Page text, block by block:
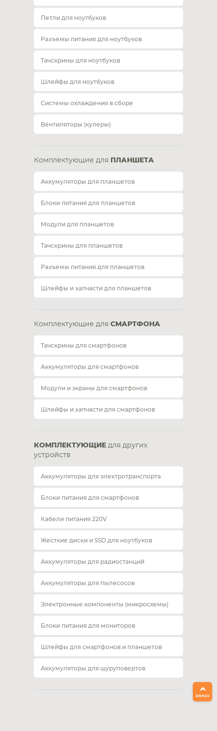
Петли для ноутбуков
Разъемы питания для ноутбуков
Тачскрины для ноутбуков
Шлейфы для ноутбуков
Системы охлаждения в сборе
Вентиляторы (кулеры)
Комплектующие для ПЛАНШЕТА
Аккумуляторы для планшетов
Блоки питания для планшетов
Модули для планшетов
Тачскрины для планшетов
Разъемы питания для планшетов
Шлейфы и запчасти для планшетов
Комплектующие для СМАРТФОНА
Тачскрины для смартфонов
Аккумуляторы для смартфонов
Модули и экраны для смартфонов
Шлейфы и запчасти для смартфонов
КОМПЛЕКТУЮЩИЕ для других
устройств
Аккумуляторы для электротранспорта
Блоки питания для смартфонов
Кабели питания 220V
Жесткие диски и SSD для ноутбуков
Аккумуляторы для радиостанций
Аккумуляторы для пылесосов
Электронные компоненты (микросхемы)
Блоки питания для мониторов
Шлейфы для смартфонов и планшетов
Аккумуляторы для шуруповертов
вверх